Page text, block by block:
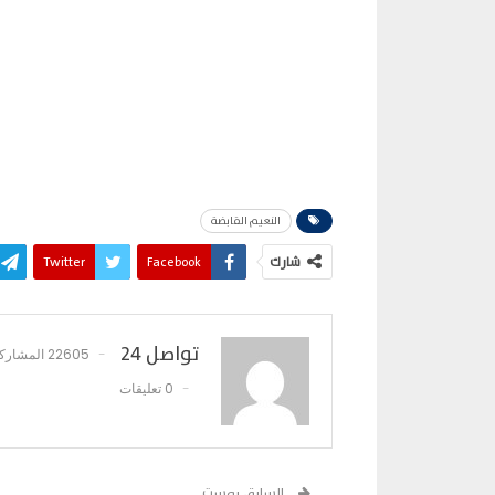
النعيم القابضة
شارك Facebook
Twitter
تواصل 24
22605 المشاركات
0 تعليقات